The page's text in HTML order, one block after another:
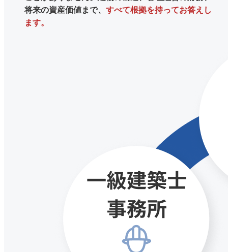
将来の資産価値まで、 すべて根拠を持ってお答えし
ます。